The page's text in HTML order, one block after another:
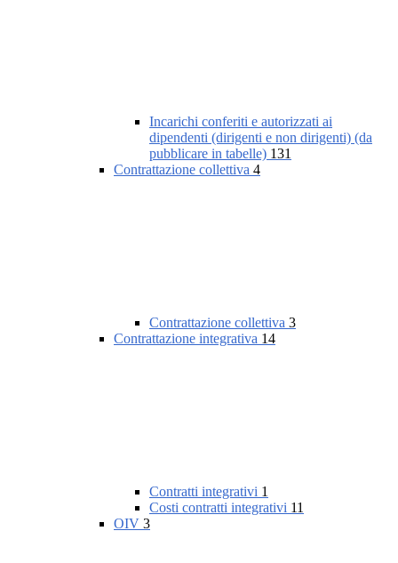
Incarichi conferiti e autorizzati ai
dipendenti (dirigenti e non dirigenti) (da
pubblicare in tabelle) 131
Contrattazione collettiva 4
Contrattazione collettiva 3
Contrattazione integrativa 14
Contratti integrativi 1
Costi contratti integrativi 11
OIV 3